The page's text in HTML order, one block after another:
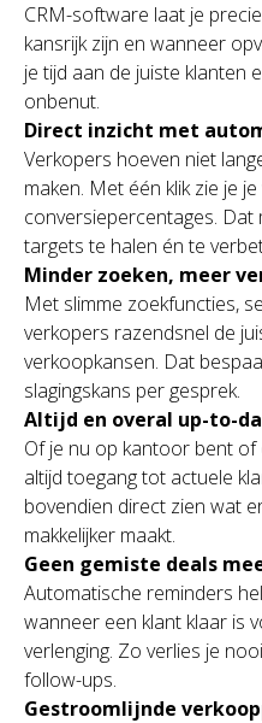
CRM-software laat je
kansrijk zijn en wanneer
je tijd aan de juiste klanten
onbenut.
Direct inzicht met
Verkopers hoeven niet
maken. Met één klik zie je
conversiepercentages. Dat
targets te halen én te
Minder zoeken, meer
Met slimme zoekfuncties,
verkopers razendsnel de
verkoopkansen. Dat
slagingskans per gesprek.
Altijd en overal up-to-
Of je nu op kantoor bent of
altijd toegang tot actuele
bovendien direct zien wat
makkelijker maakt.
Geen gemiste deals
Automatische reminders
wanneer een klant klaar is
verlenging. Zo verlies je
follow-ups.
Gestroomlijnde